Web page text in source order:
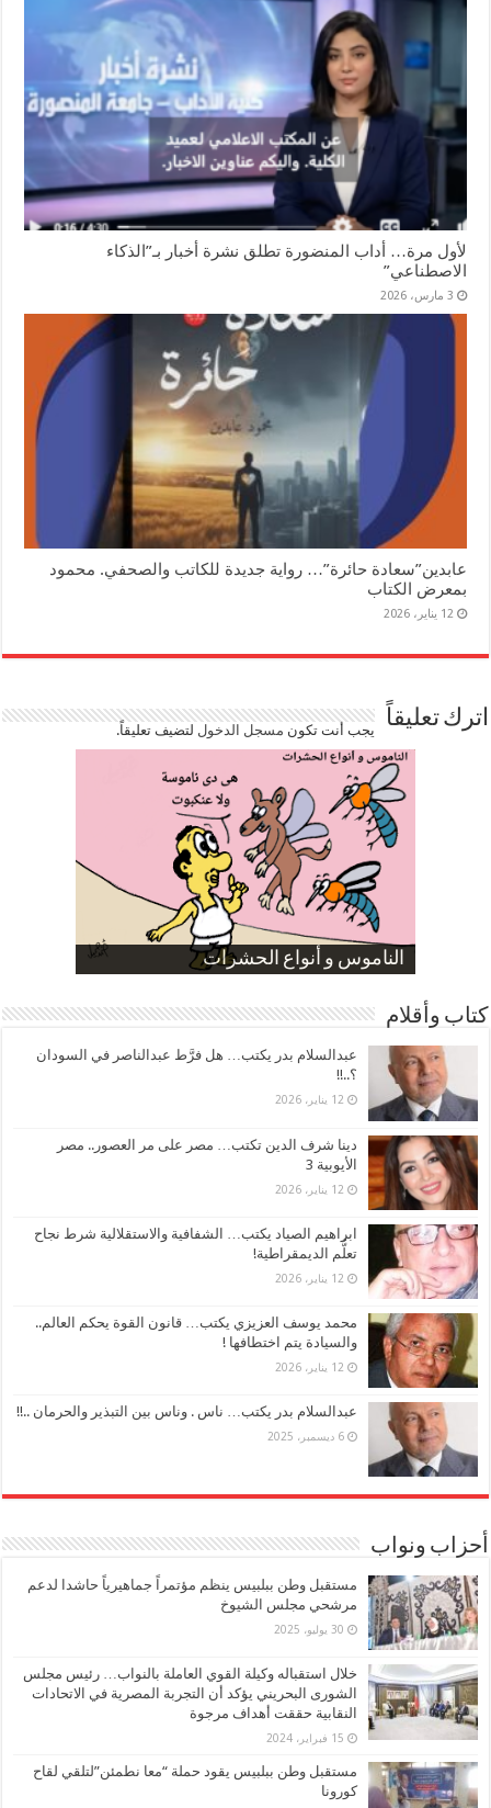
لأول مرة… أداب المنضورة تطلق نشرة أخبار بـ”الذكاء
الاصطناعي”
3 مارس، 2026
عابدين”سعادة حائرة”… رواية جديدة للكاتب والصحفي. محمود
بمعرض الكتاب
12 يناير، 2026
اترك تعليقاً يجب أنت تكون مسجل الدخوللتضيف تعليقاً.
الناموس و أنواع الحشرات
الموظفين بعد ارتفاع الأسعار
ارتفاع نسبة الطلاق في مصر
صورة كاركاتيرية
صورة كاركاتيرية
كتاب وأقلام
عبدالسلام بدر يكتب… هل فرَّط عبدالناصر في السودان
؟..!!
12 يناير، 2026
دينا شرف الدين تكتب… مصر على مر العصور.. مصر
الأيوبية 3
12 يناير، 2026
ابراهيم الصياد يكتب… الشفافية والاستقلالية شرط نجاح
تعلُّم الديمقراطية!
12 يناير، 2026
محمد يوسف العزيزي يكتب… قانون القوة يحكم العالم..
والسيادة يتم اختطافها !
12 يناير، 2026
عبدالسلام بدر يكتب… ناس . وناس بين التبذير والحرمان ..!!
6 ديسمبر، 2025
أحزاب ونواب
مستقبل وطن ببلبيس ينظم مؤتمراً جماهيرياً حاشدا لدعم
مرشحي مجلس الشيوخ
30 يوليو، 2025
خلال استقباله وكيلة القوي العاملة بالنواب… رئيس مجلس
الشورى البحريني يؤكد أن التجربة المصرية في الاتحادات
النقابية حققت أهداف مرجوة
15 فبراير، 2024
مستقبل وطن ببلبيس يقود حملة “معا نطمئن”لتلقي لقاح
كورونا